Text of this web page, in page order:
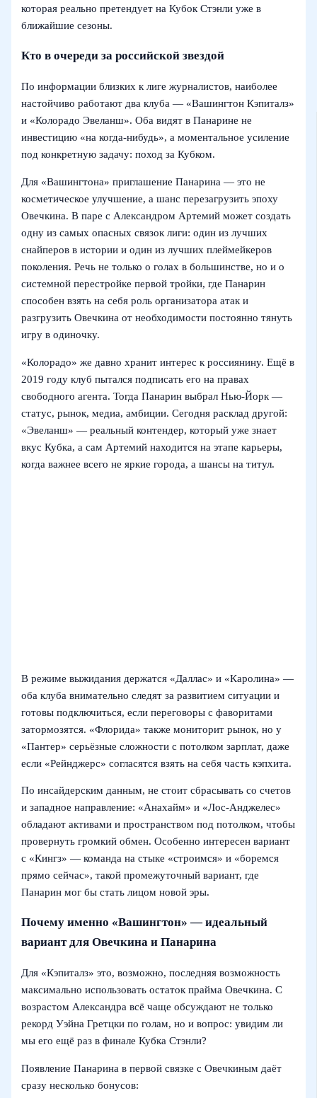
которая реально претендует на Кубок Стэнли уже в
ближайшие сезоны.
Кто в очереди за российской звездой
По информации близких к лиге журналистов, наиболее
настойчиво работают два клуба — «Вашингтон Кэпиталз»
и «Колорадо Эвеланш». Оба видят в Панарине не
инвестицию «на когда-нибудь», а моментальное усиление
под конкретную задачу: поход за Кубком.
Для «Вашингтона» приглашение Панарина — это не
косметическое улучшение, а шанс перезагрузить эпоху
Овечкина. В паре с Александром Артемий может создать
одну из самых опасных связок лиги: один из лучших
снайперов в истории и один из лучших плеймейкеров
поколения. Речь не только о голах в большинстве, но и о
системной перестройке первой тройки, где Панарин
способен взять на себя роль организатора атак и
разгрузить Овечкина от необходимости постоянно тянуть
игру в одиночку.
«Колорадо» же давно хранит интерес к россиянину. Ещё в
2019 году клуб пытался подписать его на правах
свободного агента. Тогда Панарин выбрал Нью-Йорк —
статус, рынок, медиа, амбиции. Сегодня расклад другой:
«Эвеланш» — реальный контендер, который уже знает
вкус Кубка, а сам Артемий находится на этапе карьеры,
когда важнее всего не яркие города, а шансы на титул.
В режиме выжидания держатся «Даллас» и «Каролина» —
оба клуба внимательно следят за развитием ситуации и
готовы подключиться, если переговоры с фаворитами
затормозятся. «Флорида» также мониторит рынок, но у
«Пантер» серьёзные сложности с потолком зарплат, даже
если «Рейнджерс» согласятся взять на себя часть кэпхита.
По инсайдерским данным, не стоит сбрасывать со счетов
и западное направление: «Анахайм» и «Лос-Анджелес»
обладают активами и пространством под потолком, чтобы
провернуть громкий обмен. Особенно интересен вариант
с «Кингз» — команда на стыке «строимся» и «боремся
прямо сейчас», такой промежуточный вариант, где
Панарин мог бы стать лицом новой эры.
Почему именно «Вашингтон» — идеальный
вариант для Овечкина и Панарина
Для «Кэпиталз» это, возможно, последняя возможность
максимально использовать остаток прайма Овечкина. С
возрастом Александра всё чаще обсуждают не только
рекорд Уэйна Гретцки по голам, но и вопрос: увидим ли
мы его ещё раз в финале Кубка Стэнли?
Появление Панарина в первой связке с Овечкиным даёт
сразу несколько бонусов: